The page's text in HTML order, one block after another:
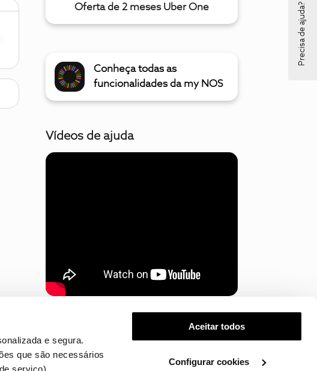
e segura.
que são necessários
Aceitar todos
Configurar cookies
Oferta de 2 meses Uber One
Conheça todas as
funcionalidades da my NOS
Vídeos de ajuda
Precisa de ajuda?